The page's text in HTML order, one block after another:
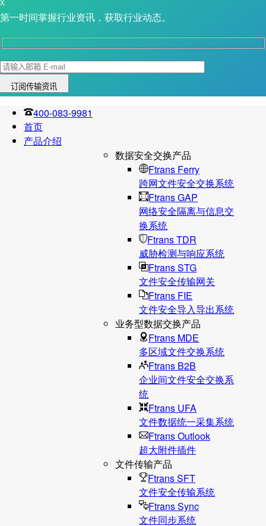
X
第一时间掌握行业资讯，获取行业动态。
400-083-9981
首页
产品介绍
数据安全交换产品
Ftrans Ferry
跨网文件安全交换系统
Ftrans GAP
网络安全隔离与信息交
换系统
Ftrans TDR
威胁检测与响应系统
Ftrans STG
文件安全传输网关
Ftrans FIE
文件安全导入导出系统
业务型数据交换产品
Ftrans MDE
多区域文件交换系统
Ftrans B2B
企业间文件安全交换系
统
Ftrans UFA
文件数据统⼀采集系统
Ftrans Outlook
超大附件插件
文件传输产品
Ftrans SFT
文件安全传输系统
Ftrans Sync
文件同步系统